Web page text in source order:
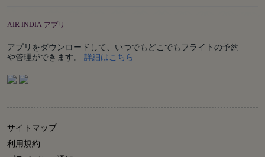
AIR INDIA アプリ
アプリをダウンロードして、いつでもどこでもフライトの予約
や管理ができます。 詳細はこちら
サイトマップ
利用規約